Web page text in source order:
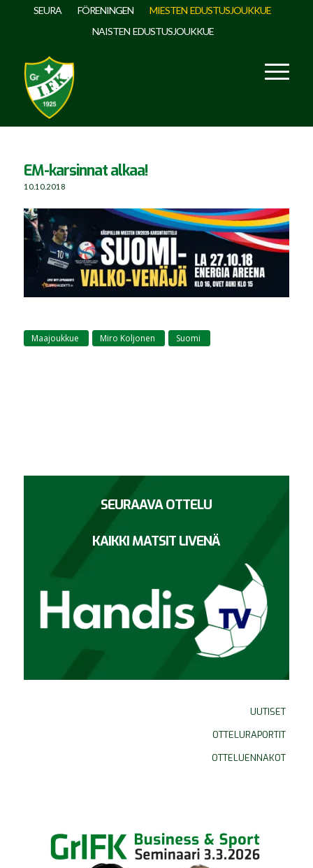
SEURA FÖRENINGEN
MIESTEN EDUSTUSJOUKKUE
NAISTEN EDUSTUSJOUKKUE
EM-karsinnat alkaa!
10.10.2018
Maajoukkue Miro Koljonen Suomi
SEURAAVA OTTELU
KAIKKI MATSIT LIVENÄ
UUTISET
OTTELURAPORTIT
OTTELUENNAKOT